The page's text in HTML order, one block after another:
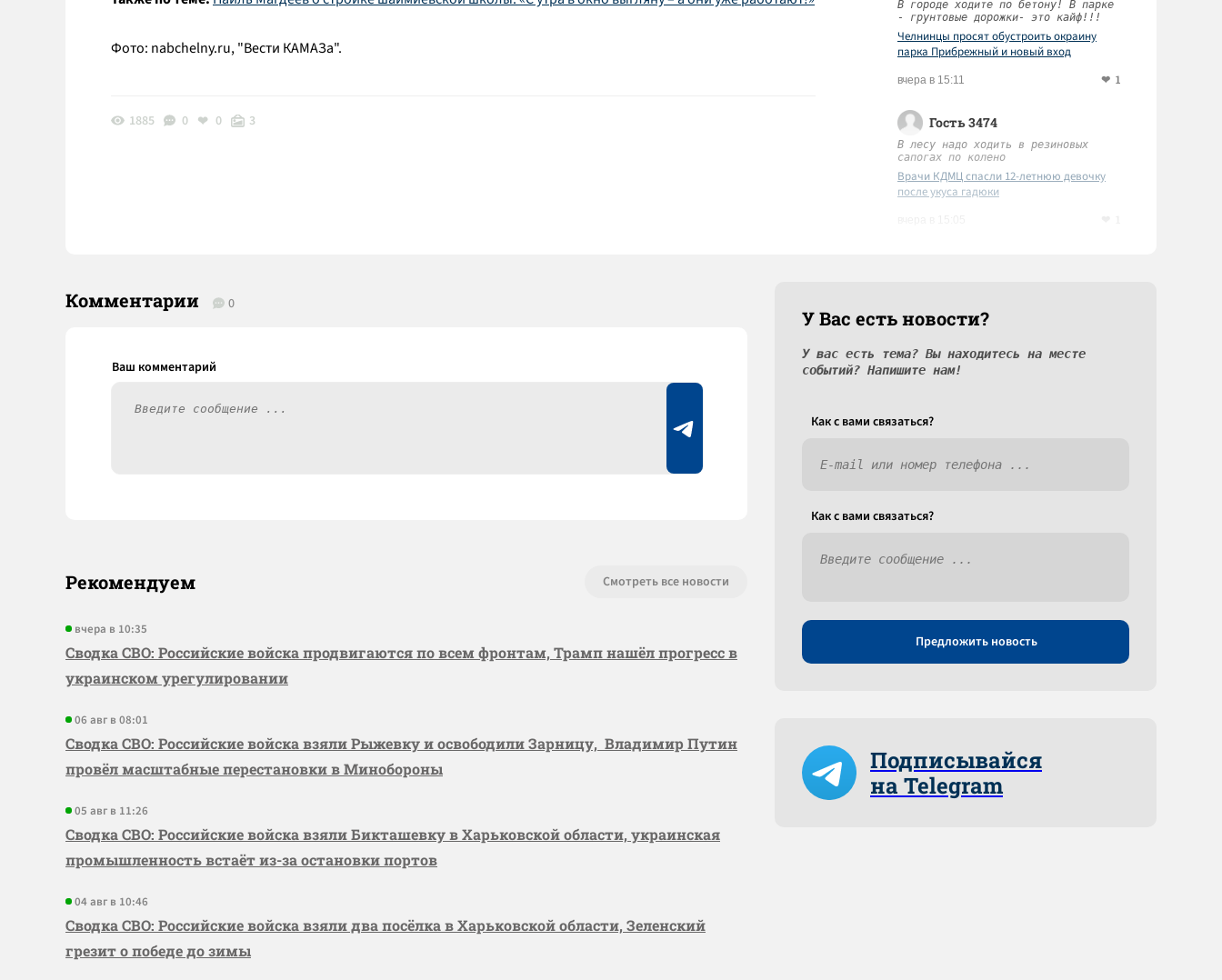
Фото: nabchelny.ru, "Вести КАМАЗа".
1885 0 0 3
В городе ходите по бетону! В парке
- грунтовые дорожки- это кайф!!!
Челнинцы просят обустроить окраину
парка Прибрежный и новый вход
вчера в 15:11 1
Гость 3474
В лесу надо ходить в резиновых
сапогах по колено
Врачи КДМЦ спасли 12-летнюю девочку
после укуса гадюки
Комментарии 0
Рекомендуем Смотреть все новости
вчера в 10:35
Сводка СВО: Российские войска продвигаются по всем фронтам, Трамп нашёл прогресс в
украинском урегулировании
06 авг в 08:01
Сводка СВО: Российские войска взяли Рыжевку и освободили Зарницу, Владимир Путин
провёл масштабные перестановки в Минобороны
05 авг в 11:26
Сводка СВО: Российские войска взяли Бикташевку в Харьковской области, украинская
промышленность встаёт из-за остановки портов
04 авг в 10:46
Сводка СВО: Российские войска взяли два посёлка в Харьковской области, Зеленский
грезит о победе до зимы
У Вас есть новости?
У вас есть тема? Вы находитесь на месте
событий? Напишите нам!
Как c вами связаться?
Как c вами связаться?
Предложить новость
Подписывайся
на Telegram